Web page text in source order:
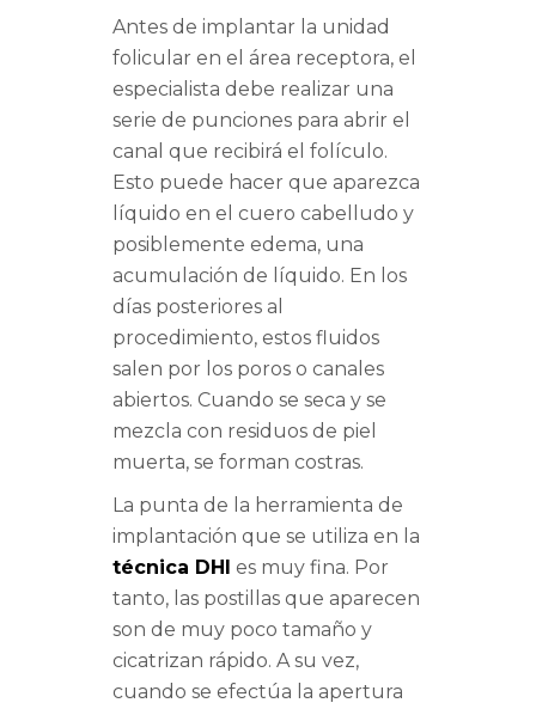
Antes de implantar la unidad
folicular en el área receptora, el
especialista debe realizar una
serie de punciones para abrir el
canal que recibirá el folículo.
Esto puede hacer que aparezca
líquido en el cuero cabelludo y
posiblemente edema, una
acumulación de líquido. En los
días posteriores al
procedimiento, estos fluidos
salen por los poros o canales
abiertos. Cuando se seca y se
mezcla con residuos de piel
muerta, se forman costras.
La punta de la herramienta de
implantación que se utiliza en la
técnica DHI es muy fina. Por
tanto, las postillas que aparecen
son de muy poco tamaño y
cicatrizan rápido. A su vez,
cuando se efectúa la apertura